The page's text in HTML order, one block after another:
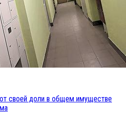
своей доли в общем имуществе